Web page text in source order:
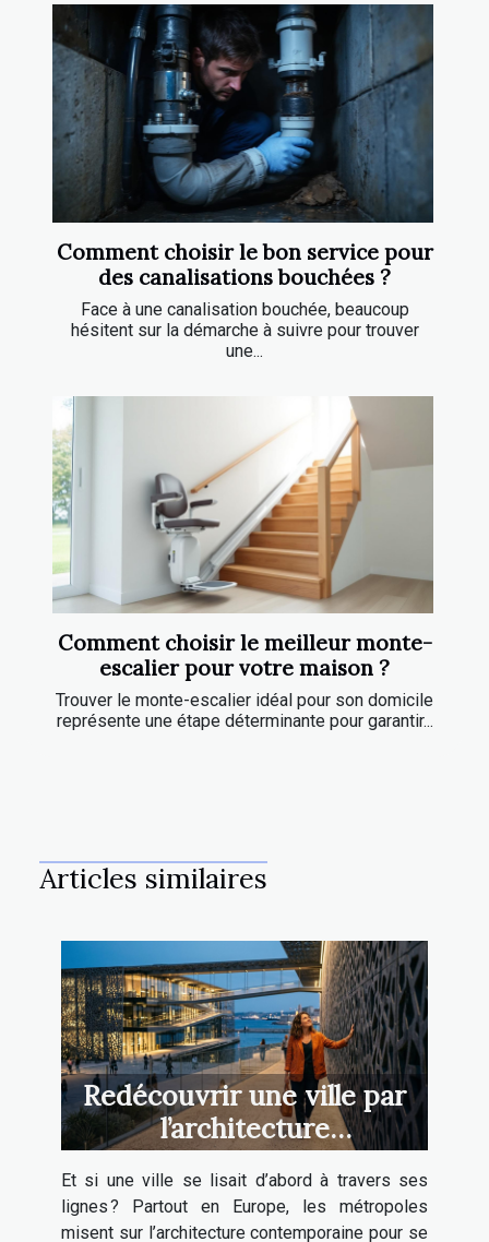
Comment choisir le bon service pour
des canalisations bouchées ?
Face à une canalisation bouchée, beaucoup
hésitent sur la démarche à suivre pour trouver
une...
Comment choisir le meilleur monte-
escalier pour votre maison ?
Trouver le monte-escalier idéal pour son domicile
représente une étape déterminante pour garantir...
Articles similaires
Redécouvrir une ville par
l’architecture
contemporaine : un voyage
sensoriel inédit
Et si une ville se lisait d’abord à travers ses
lignes ? Partout en Europe, les métropoles
misent sur l’architecture contemporaine pour se